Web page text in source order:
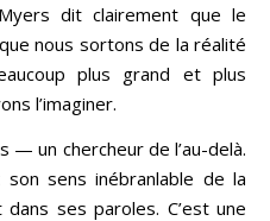
dit clairement que le
nous sortons de la réalité
plus grand et plus
l’imaginer.
un chercheur de l’au-delà.
sens inébranlable de la
ses paroles. C’est une